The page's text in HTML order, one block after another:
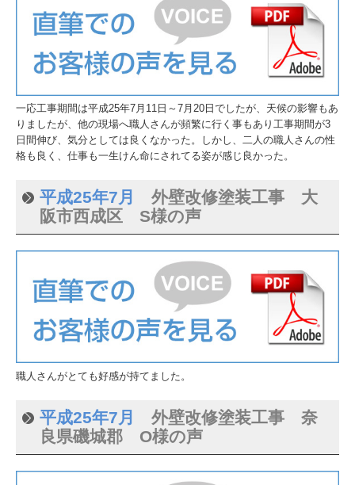
一応工事期間は平成25年7月11日～7月20日でしたが、天候の影響もあ
りましたが、他の現場へ職人さんが頻繁に行く事もあり工事期間が3
日間伸び、気分としては良くなかった。しかし、二人の職人さんの性
格も良く、仕事も一生けん命にされてる姿が感じ良かった。
平成25年7月 外壁改修塗装工事 大
阪市西成区 S様の声
職人さんがとても好感が持てました。
平成25年7月 外壁改修塗装工事 奈
良県磯城郡 O様の声